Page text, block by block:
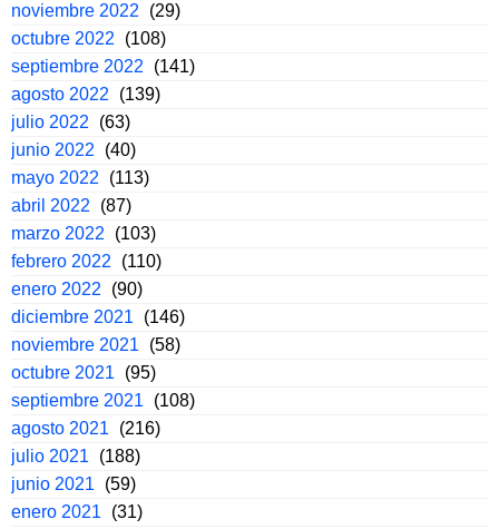
noviembre 2022
(29)
octubre 2022
(108)
septiembre 2022
(141)
agosto 2022
(139)
julio 2022
(63)
junio 2022
(40)
mayo 2022
(113)
abril 2022
(87)
marzo 2022
(103)
febrero 2022
(110)
enero 2022
(90)
diciembre 2021
(146)
noviembre 2021
(58)
octubre 2021
(95)
septiembre 2021
(108)
agosto 2021
(216)
julio 2021
(188)
junio 2021
(59)
enero 2021
(31)